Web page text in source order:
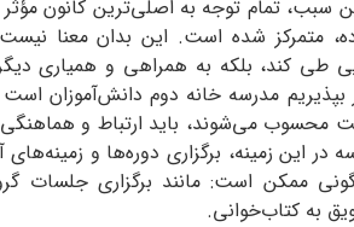
سبب، تمام توجه به اصلی‌ترین کانون
متمرکز شده است. این بدان معنا
طی کند، بلکه به همراهی و همیاری
مدرسه خانه دوم دانش‌آموزان است
محسوب می‌شوند، باید ارتباط و هماهنگی
این زمینه، برگزاری دوره‌ها و زمینه‌های
ممکن است: مانند برگزاری جلسات
به کتاب‌خوانی.